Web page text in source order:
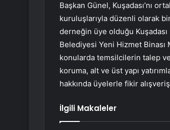
Başkan Günel, Kuşadası’nı
kuruluşlarıyla düzenli olarak
derneğin üye olduğu
Belediyesi Yeni Hizmet
konularda temsilcilerin talep
koruma, alt ve üst yapı
hakkında üyelerle fikir
İlgili Makaleler